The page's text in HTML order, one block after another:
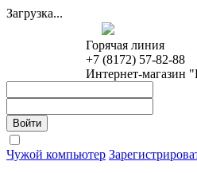
Загрузка...
Горячая линия
+7 (8172) 57-82-88
Интернет-магазин
Чужой компьютер